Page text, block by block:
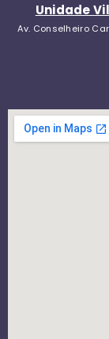
Unidade
Av. Conselheiro